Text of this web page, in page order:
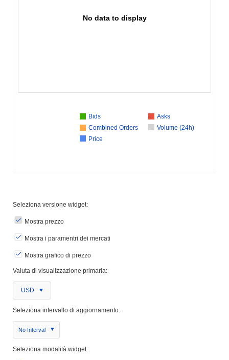
No data to display
Bids
Asks
Combined Orders
Volume (24h)
Price
Seleziona versione widget:
Mostra prezzo
Mostra i paramentri dei mercati
Mostra grafico di prezzo
Valuta di visualizzazione primaria:
USD
Seleziona intervallo di aggiornamento:
No Interval
Seleziona modalità widget: